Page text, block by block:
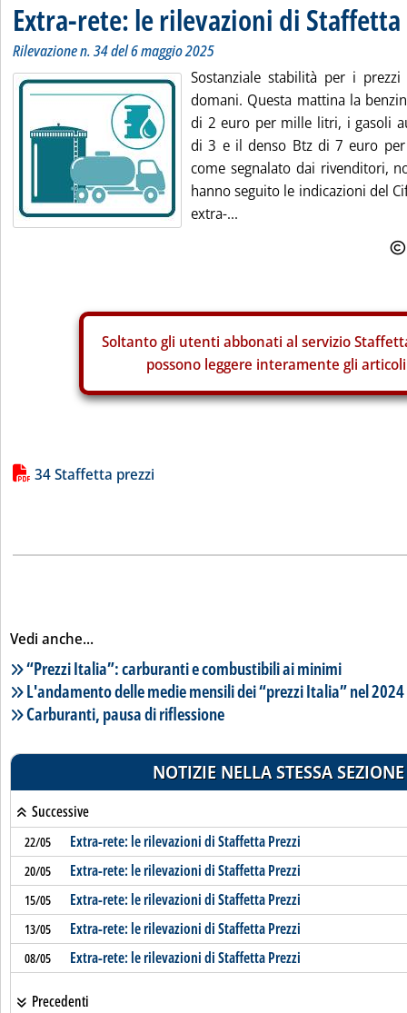
Extra-rete: le rilevazioni di Staffetta
Rilevazione n. 34 del 6 maggio 2025
Sostanziale stabilità per i
domani. Questa mattina la
di 2 euro per mille litri, i gasoli
di 3 e il denso Btz di 7 euro
come segnalato dai rivenditori,
hanno seguito le indicazioni del
extra-...
Soltanto gli utenti abbonati al servizio
possono leggere interamente gli
Lista allegati PDF alla notizia
34 Staffetta prezzi
Vedi anche...
Lista notizie correlate
“Prezzi Italia”: carburanti e combustibili ai minimi
L'andamento delle medie mensili dei “prezzi Italia” nel
Carburanti, pausa di riflessione
NOTIZIE NELLA STESSA SEZIONE
Successive
22/05 Extra-rete: le rilevazioni di Staffetta Prezzi
20/05 Extra-rete: le rilevazioni di Staffetta Prezzi
15/05 Extra-rete: le rilevazioni di Staffetta Prezzi
13/05 Extra-rete: le rilevazioni di Staffetta Prezzi
08/05 Extra-rete: le rilevazioni di Staffetta Prezzi
Precedenti